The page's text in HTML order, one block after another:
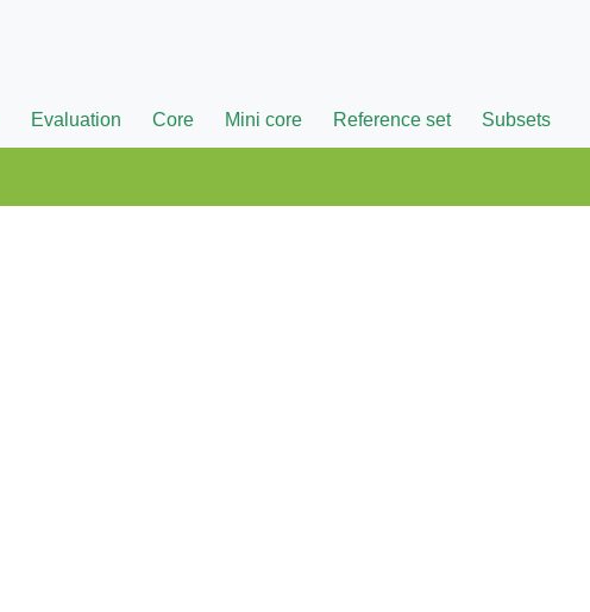
Evaluation Core Mini core Reference set Subsets